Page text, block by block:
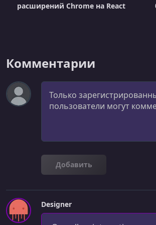
расширений Chrome на React
Комментарии
Комментарий
Добавить
Designer